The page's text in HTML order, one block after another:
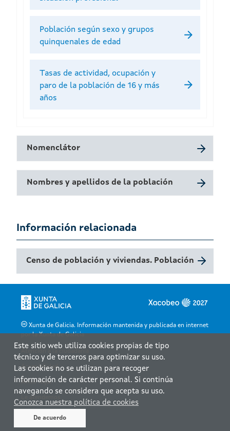
Población según sexo y grupos
quinquenales de edad
Tasas de actividad, ocupación y
paro de la población de 16 y más
años
Nomenclátor
Nombres y apellidos de la población
Información relacionada
Censo de población y viviendas. Población
Xunta de Galicia. Información mantenida y publicada en internet
por la Xunta de Galicia
Accesibilidad
Aviso legal
Le atendemos
Este sitio web utiliza cookies propias de tipo
técnico y de terceros para optimizar su uso.
Las cookies no se utilizan para recoger
información de carácter personal. Si continúa
navegando se considera que acepta su uso.
Conozca nuestra política de cookies
De acuerdo